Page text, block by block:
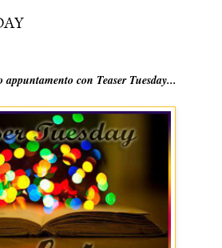
con Teaser Tuesday...